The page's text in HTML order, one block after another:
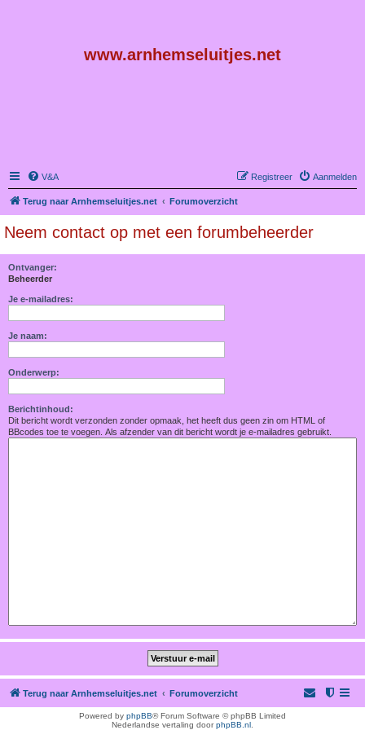
www.arnhemseluitjes.net
V&A Aanmelden
Registreer
Terug naar Arnhemseluitjes.net Forumoverzicht
Neem contact op met een forumbeheerder
Ontvanger:
Beheerder
Je e-mailadres:
Je naam:
Onderwerp:
Berichtinhoud:
Dit bericht wordt verzonden zonder opmaak, het heeft dus geen zin om HTML of
BBcodes toe te voegen. Als afzender van dit bericht wordt je e-mailadres gebruikt.
Terug naar Arnhemseluitjes.net Forumoverzicht
Powered by phpBB® Forum Software © phpBB Limited
Nederlandse vertaling doorphpBB.nl